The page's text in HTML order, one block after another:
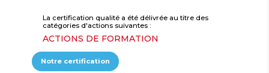
La certification qualité a été délivrée au titre des
catégories d'actions suivantes :
ACTIONS DE FORMATION
Notre certification